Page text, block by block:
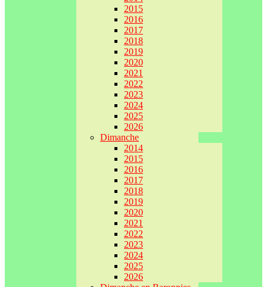
2015
2016
2017
2018
2019
2020
2021
2022
2023
2024
2025
2026
Dimanche
2014
2015
2016
2017
2018
2019
2020
2021
2022
2023
2024
2025
2026